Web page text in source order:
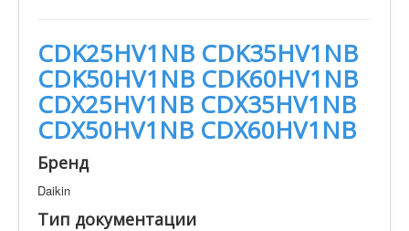
Navigation
Монтаж
Сервисное обслуживание
Техническая документация
Статьи
Новости
Контакты
CDK25HV1NB CDK35HV1NB
CDK50HV1NB CDK60HV1NB
CDX25HV1NB CDX35HV1NB
CDX50HV1NB CDX60HV1NB
Бренд
Daikin
Тип документации